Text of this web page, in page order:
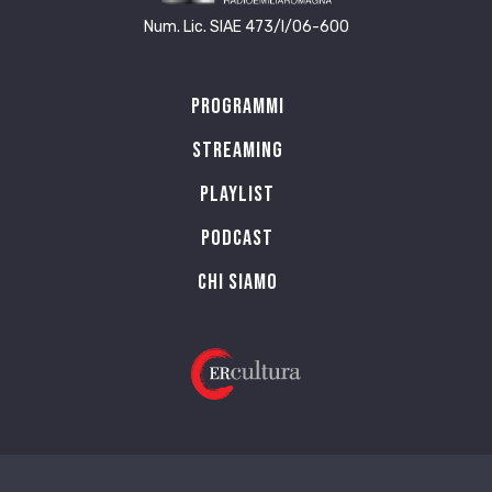
Num. Lic. SIAE 473/I/06-600
Programmi
Streaming
Playlist
PODCAST
Chi siamo